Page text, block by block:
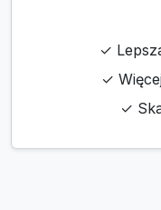
✓
✓
✓